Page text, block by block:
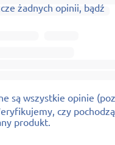
żadnych opinii, bądź
są wszystkie opinie
czy
produkt.